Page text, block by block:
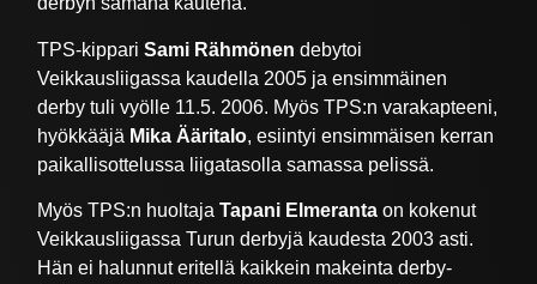
TPS-kippariSami Rähmönen debytoi
Veikkausliigassa kaudella 2005 ja ensimmäinen
derby tuli vyölle 11.5. 2006. Myös TPS:n varakapteeni,
hyökkääjä Mika Ääritalo, esiintyi ensimmäisen kerran
paikallisottelussa liigatasolla samassa pelissä.
Myös TPS:n huoltajaTapani Elmeranta on kokenut
Veikkausliigassa Turun derbyjä kaudesta 2003 asti.
Hän ei halunnut eritellä kaikkein makeinta derby-